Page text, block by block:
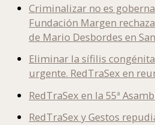
Criminalizar no es
Fundación Margen
de Mario Desbordes en
Eliminar la sífilis
urgente. RedTraSex en
RedTraSex en la 55ª
RedTraSex y Gestos